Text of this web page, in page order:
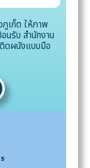
เก็ต ให้ภาพ
นรับ สำนักงาน
ดผนังแบบมือ